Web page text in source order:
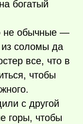
богатый
не обычные —
из соломы да
все, что в
чтобы
с другой
горы, чтобы